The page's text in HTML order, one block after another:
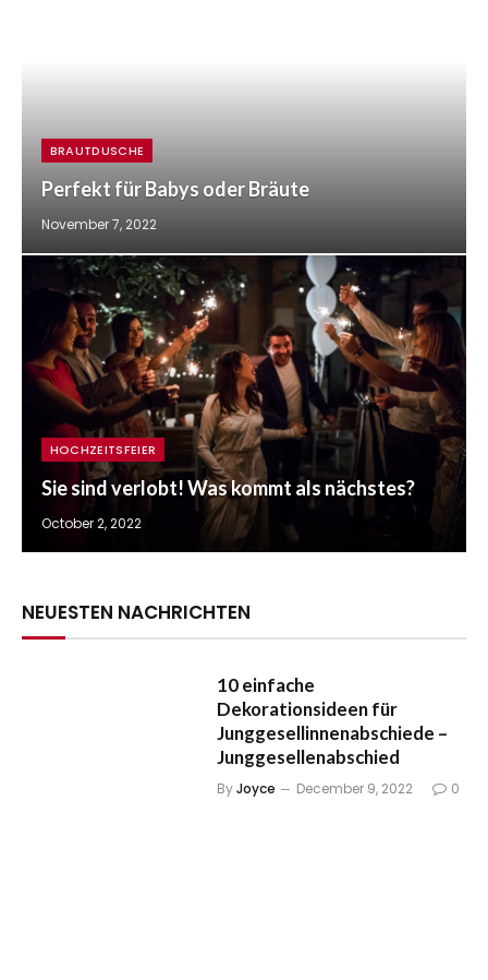
BRAUTDUSCHE
Perfekt für Babys oder Bräute
November 7, 2022
HOCHZEITSFEIER
Sie sind verlobt! Was kommt als nächstes?
October 2, 2022
NEUESTEN NACHRICHTEN
10 einfache
Dekorationsideen für
Junggesellinnenabschiede –
Junggesellenabschied
ByJoyce December 9, 2022 0